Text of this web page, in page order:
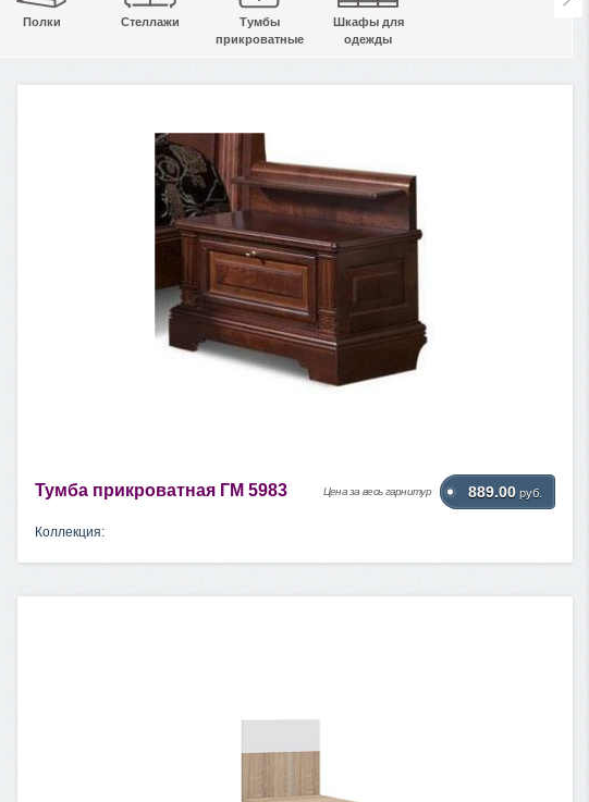
Полки Стеллажи
Тумбы
прикроватные
Шкафы для
одежды
Тумба прикроватная ГМ 5983 Цена за весь гарнитур 889.00 руб.
Коллекция: